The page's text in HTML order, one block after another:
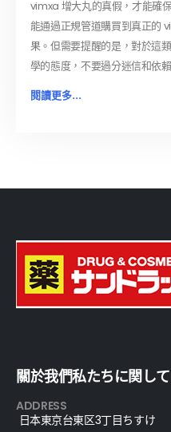
vimxa 增大丸的真假，才能確
能通過正規管道購買到真正的
果。但需要提醒的是，對於這
學的態度，不要過分迷信和依
閱讀更多...
關於我們私たちに関し
ADDRESS
日本東京台東区3丁目ちすけ